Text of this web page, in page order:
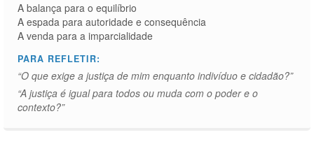
A balança para o equilíbrio
A espada para autoridade e consequência
A venda para a imparcialidade
PARA REFLETIR:
“O que exige a justiça de mim enquanto indivíduo e cidadão?”
“A justiça é igual para todos ou muda com o poder e o
contexto?”